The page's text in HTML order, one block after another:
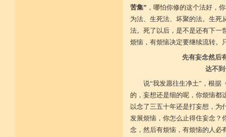
苦集” ，哪怕你修的这个法好，
为法、生死法、坏聚的法。生死
法。死了以后，是不是还有下一
烦恼，有烦恼决定要继续流转。
先有妄念然后
达不
说“我发愿往生净土”，根据
的，妄想还是细的呢，你烦恼都
以念了三五十年还是打妄想，为
发展烦恼，你怎么止得住妄念？
念，然后有烦恼，有烦恼的人必